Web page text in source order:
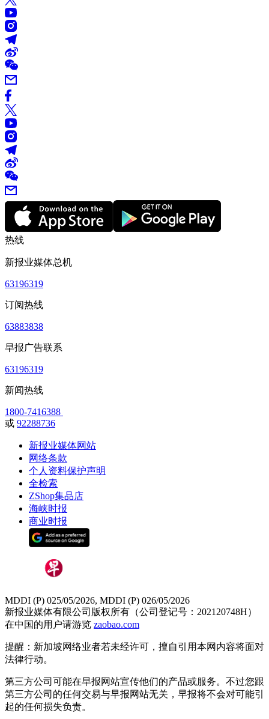
热线
新报业媒体总机
63196319
订阅热线
63883838
早报广告联系
63196319
新闻热线
1800-7416388
或 92288736
新报业媒体网站
网络条款
个人资料保护声明
全检索
ZShop集品店
海峡时报
商业时报
MDDI (P) 025/05/2026, MDDI (P) 026/05/2026
新报业媒体有限公司版权所有（公司登记号：202120748H）
在中国的用户请游览 zaobao.com
提醒：新加坡网络业者若未经许可，擅自引用本网内容将面对
法律行动。
第三方公司可能在早报网站宣传他们的产品或服务。不过您跟
第三方公司的任何交易与早报网站无关，早报将不会对可能引
起的任何损失负责。